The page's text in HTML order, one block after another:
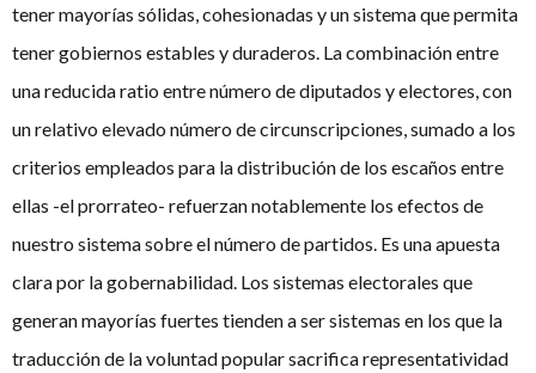
tener mayorías sólidas, cohesionadas y un sistema que permita
tener gobiernos estables y duraderos. La combinación entre
una reducida ratio entre número de diputados y electores, con
un relativo elevado número de circunscripciones, sumado a los
criterios empleados para la distribución de los escaños entre
ellas -el prorrateo- refuerzan notablemente los efectos de
nuestro sistema sobre el número de partidos. Es una apuesta
clara por la gobernabilidad. Los sistemas electorales que
generan mayorías fuertes tienden a ser sistemas en los que la
traducción de la voluntad popular sacrifica representatividad